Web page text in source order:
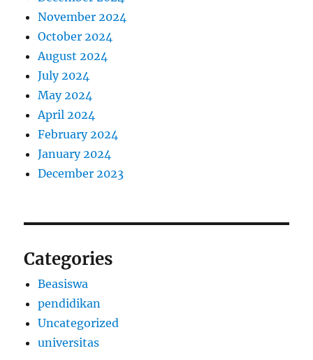
November 2024
October 2024
August 2024
July 2024
May 2024
April 2024
February 2024
January 2024
December 2023
Categories
Beasiswa
pendidikan
Uncategorized
universitas